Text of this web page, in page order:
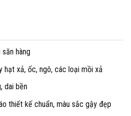
hàng
hạt xả, ốc, ngô, các loại mồi xả
dai bền
thiết kế chuẩn, màu sắc gậy đẹp